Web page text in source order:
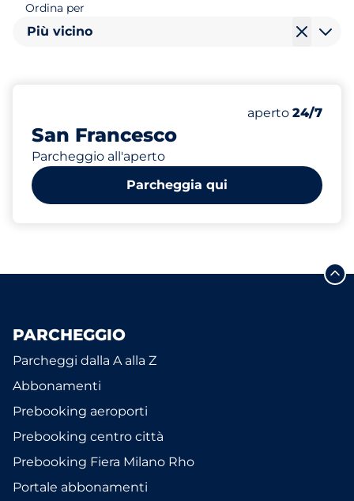
Ordina per
Più vicino
San Francesco
Parcheggio all'aperto
Numero di posti
Posti totali
Venerdì
aperto 24/7
Parcheggia qui
PARCHEGGIO
Parcheggi dalla A alla Z
Abbonamenti
Prebooking aeroporti
Prebooking centro città
Prebooking Fiera Milano Rho
Portale abbonamenti